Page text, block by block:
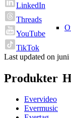
LinkedIn
Threads
YouTube
TikTok
Last updated on juni
Produkter
Evervideo
Evermusic